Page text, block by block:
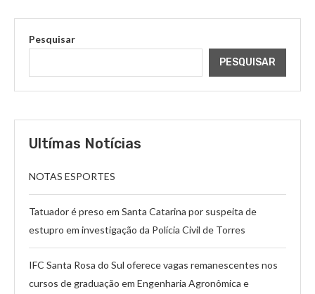
Pesquisar
PESQUISAR
Ultímas Notícias
NOTAS ESPORTES
Tatuador é preso em Santa Catarina por suspeita de
estupro em investigação da Polícia Civil de Torres
IFC Santa Rosa do Sul oferece vagas remanescentes nos
cursos de graduação em Engenharia Agronômica e